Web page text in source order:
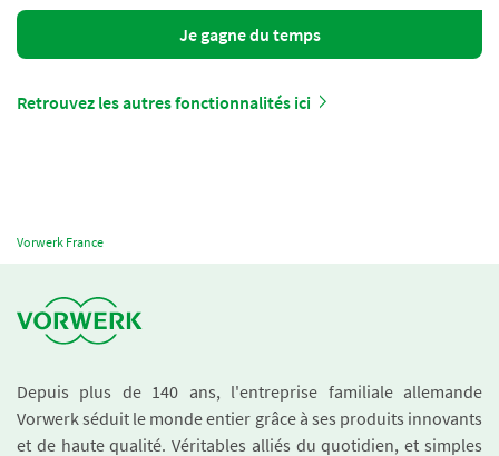
Je gagne du temps
Retrouvez les autres fonctionnalités ici
Vorwerk France
Depuis plus de 140 ans, l'entreprise familiale allemande
Vorwerk séduit le monde entier grâce à ses produits innovants
et de haute qualité. Véritables alliés du quotidien, et simples